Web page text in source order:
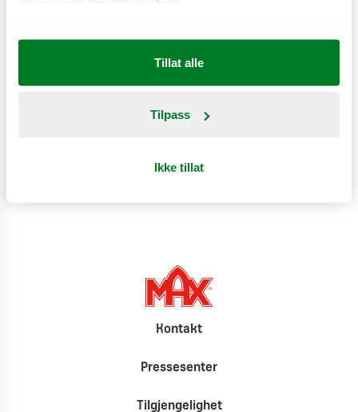
Tillat alle
Tilpass
Ikke tillat
Næringsinnhold
Kontakt
Pressesenter
Tilgjengelighet